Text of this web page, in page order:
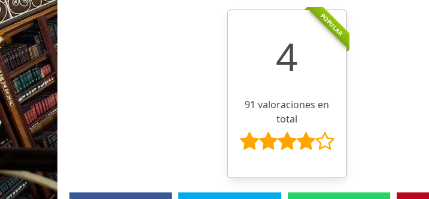
POPULAR
4
91 valoraciones en
total